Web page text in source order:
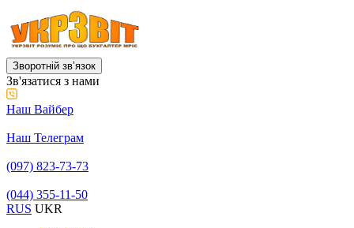
Зворотній звʼязок
Зв'язатися з нами
Наш Вайбер
Наш Телеграм
(097) 823-73-73
(044) 355-11-50
RUS UKR